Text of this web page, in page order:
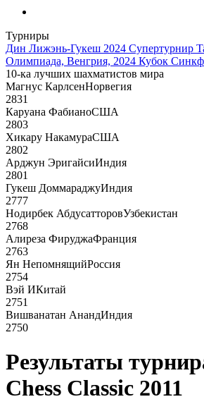
Турниры
Дин Лижэнь-Гукеш 2024 Супертурнир
Олимпиада, Венгрия, 2024 Кубок
10-ка лучших шахматистов мира
Магнус КарлсенНорвегия
2831
Каруана ФабианоСША
2803
Хикару НакамураСША
2802
Арджун ЭригайсиИндия
2801
Гукеш ДоммараджуИндия
2777
Нодирбек АбдусатторовУзбекистан
2768
Алиреза ФируджаФранция
2763
Ян НепомнящийРоссия
2754
Вэй ИКитай
2751
Вишванатан АнандИндия
2750
Результаты
Chess Classic 2011